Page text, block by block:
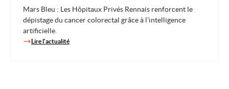
Mars Bleu : Les Hôpitaux Privés Rennais renforcent le
dépistage du cancer colorectal grâce à l’intelligence
artificielle.
Lire l'actualité